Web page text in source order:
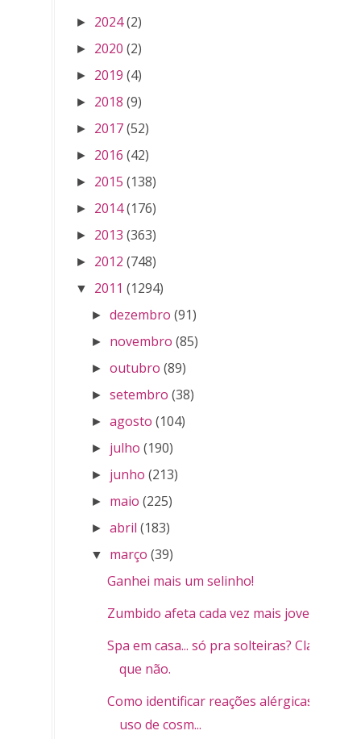
► 2024(2)
► 2020 (2)
► 2019 (4)
► 2018 (9)
► 2017(52)
► 2016 (42)
► 2015 (138)
► 2014(176)
► 2013 (363)
► 2012 (748)
▼ 2011 (1294)
►dezembro (91)
► novembro (85)
►outubro (89)
►setembro (38)
►agosto (104)
► julho (190)
► junho (213)
► maio (225)
►abril (183)
▼ março (39)
Ganhei mais um selinho!
Zumbido afeta cada vez mais jovens
Spa em casa... só pra solteiras? Claro
que não.
Como identificar reações alérgicas ao
uso de cosm...